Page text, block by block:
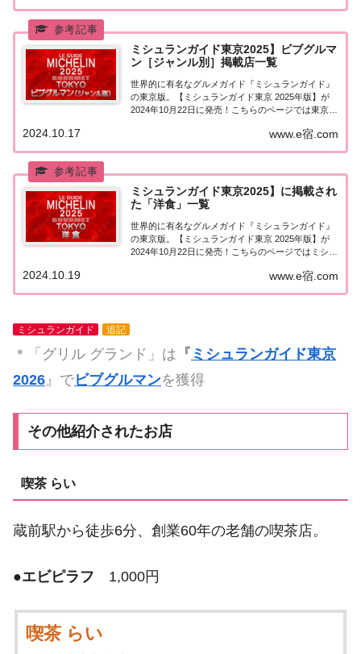
ミシュランガイド東京2025】ビブグルマ
ン［ジャンル別］掲載店一覧
世界的に有名なグルメガイド『ミシュランガイド』
の東京版。【ミシュランガイド東京 2025年版】が
2024年10月22日に発売！こちらのページでは東京で
ラン）を料理のジャンル別に一覧にまとめました。
www.e宿.com
2024.10.17
ミシュランガイド東京2025】に掲載され
た「洋食」一覧
世界的に有名なグルメガイド『ミシュランガイド』
の東京版。【ミシュランガイド東京 2025年版】が
2024年10月22日に発売！こちらのページではミシュ
ました。ミシュラン東京2025「洋食」2024年10月
www.e宿.com
2024.10.19
ミシュランガイド 追記
＊「グリル グランド」は 『 ミシュランガイド東京
2026 』でビブグルマンを獲得
その他紹介されたお店
喫茶 らい
蔵前駅から徒歩6分、創業60年の老舗の喫茶店。
●エビピラフ 1,000円
喫茶 らい